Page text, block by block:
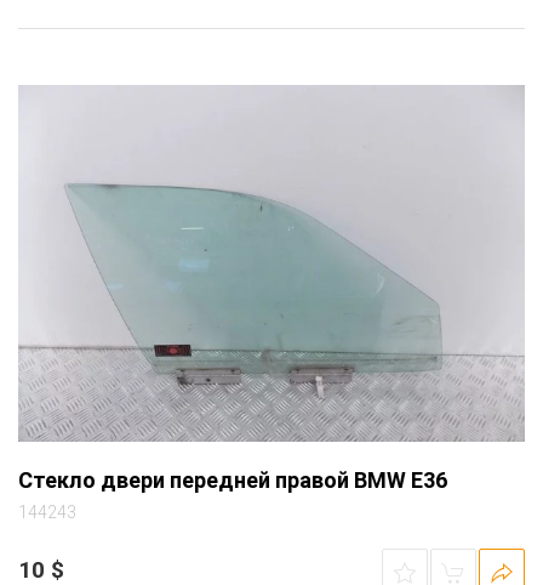
Стекло двери передней правой BMW E36
144243
10 $